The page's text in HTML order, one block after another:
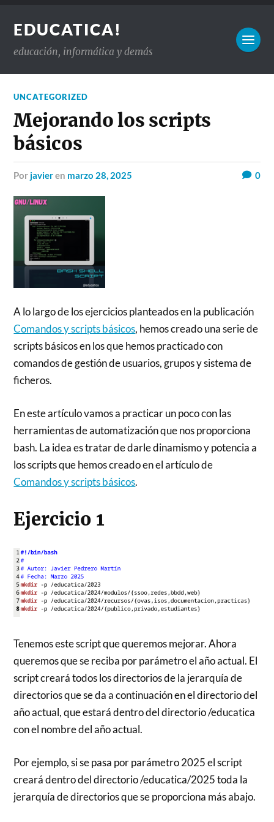
EDUCATICA!
educación, informática y demás
UNCATEGORIZED
Mejorando los scripts
básicos
por javieren marzo 28, 2025 0
A lo largo de los ejercicios planteados en la publicación
Comandos y scripts básicos, hemos creado una serie de
scripts básicos en los que hemos practicado con
comandos de gestión de usuarios, grupos y sistema de
ficheros.
En este artículo vamos a practicar un poco con las
herramientas de automatización que nos proporciona
bash. La idea es tratar de darle dinamismo y potencia a
los scripts que hemos creado en el artículo de
Comandos y scripts básicos.
Ejercicio 1
Tenemos este script que queremos mejorar. Ahora
queremos que se reciba por parámetro el año actual. El
script creará todos los directorios de la jerarquía de
directorios que se da a continuación en el directorio del
año actual, que estará dentro del directorio /educatica
con el nombre del año actual.
Por ejemplo, si se pasa por parámetro 2025 el script
creará dentro del directorio /educatica/2025 toda la
jerarquía de directorios que se proporciona más abajo.